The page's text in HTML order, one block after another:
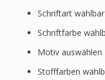
Schriftart
Schriftfarbe
Motiv auswählen
Stofffarben